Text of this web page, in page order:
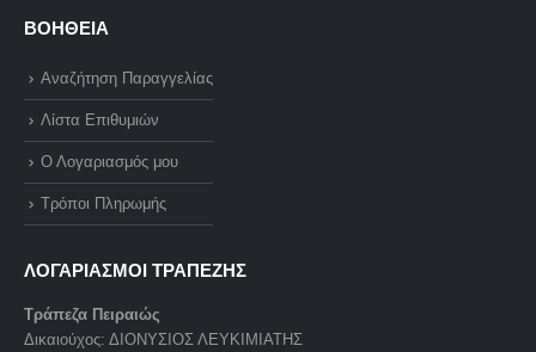
ΒΟΗΘΕΙΑ
Αναζήτηση Παραγγελίας
Λίστα Επιθυμιών
Ο Λογαριασμός μου
Τρόποι Πληρωμής
ΛΟΓΑΡΙΑΣΜΟΙ ΤΡΑΠΕΖΗΣ
Τράπεζα Πειραιώς
Δικαιούχος: ΔΙΟΝΥΣΙΟΣ ΛΕΥΚΙΜΙΑΤΗΣ